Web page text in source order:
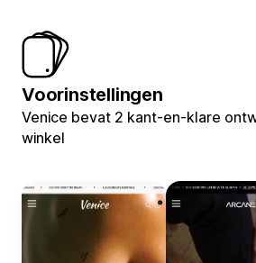
Voorinstellingen
Venice bevat 2 kant-en-klare
winkel